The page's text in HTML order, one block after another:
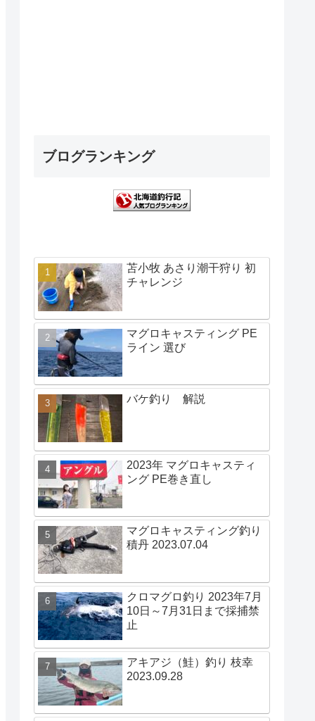
ブログランキング
苫小牧 あさり潮干狩り 初
チャレンジ
マグロキャスティング PE
ライン 選び
バケ釣り 解説
2023年 マグロキャスティ
ング PE巻き直し
マグロキャスティング釣り
積丹 2023.07.04
クロマグロ釣り 2023年7月
10日～7月31日まで採捕禁
止
アキアジ（鮭）釣り 枝幸
2023.09.28